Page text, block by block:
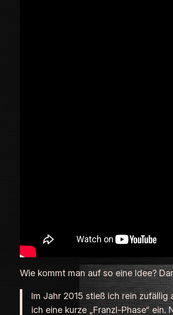
Wie kommt man auf so eine Idee?
Im Jahr 2015 stieß ich rein
ich eine kurze „Franzl-Phase“